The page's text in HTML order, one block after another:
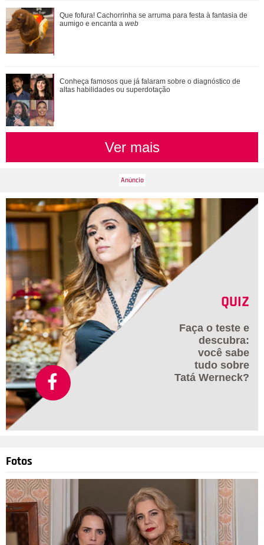
Saiba o que vai acontecer em Coração Acelerado nesta
quarta-feira
Que fofura! Cachorrinha se arruma para festa à fantasia de
aumigo e encanta a web
Conheça famosos que já falaram sobre o diagnóstico de
altas habilidades ou superdotação
Ver mais
QUIZ
Faça o teste e
descubra:
você sabe
tudo sobre
Tatá Werneck?
Fotos